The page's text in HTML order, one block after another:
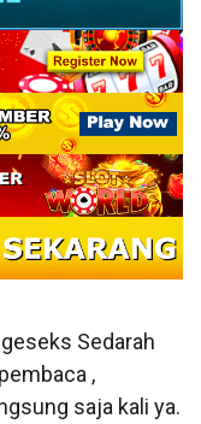
Sedarah
,
saja kali ya.